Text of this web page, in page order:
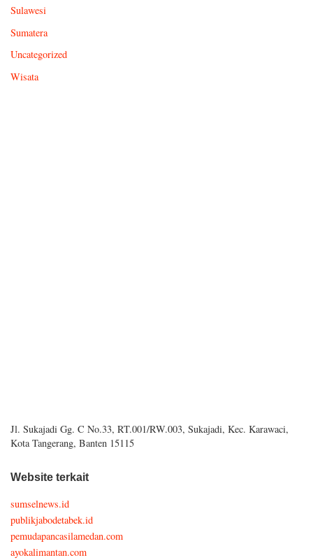
Sulawesi
Sumatera
Uncategorized
Wisata
Jl. Sukajadi Gg. C No.33, RT.001/RW.003, Sukajadi, Kec. Karawaci,
Kota Tangerang, Banten 15115
Website terkait
sumselnews.id
publikjabodetabek.id
pemudapancasilamedan.com
ayokalimantan.com